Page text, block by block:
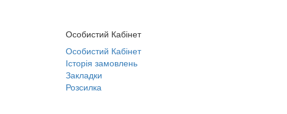
Особистий Кабінет
Особистий Кабінет
Історія замовлень
Закладки
Розсилка